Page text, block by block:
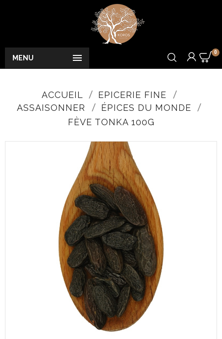

MENU
0
ACCUEIL
EPICERIE FINE
ASSAISONNER
ÉPICES DU MONDE
FÈVE TONKA 100G